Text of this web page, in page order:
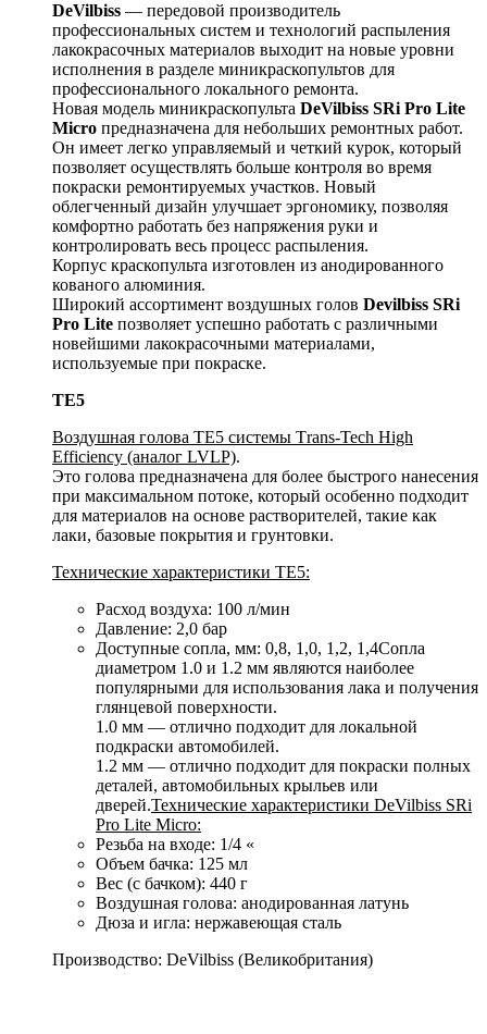
DeVilbiss — передовой производитель
профессиональных систем и технологий распыления
лакокрасочных материалов выходит на новые уровни
исполнения в разделе миникраскопультов для
профессионального локального ремонта.
Новая модель миникраскопульта DeVilbiss SRi Pro Lite
Micro предназначена для небольших ремонтных работ.
Он имеет легко управляемый и четкий курок, который
позволяет осуществлять больше контроля во время
покраски ремонтируемых участков. Новый
облегченный дизайн улучшает эргономику, позволяя
комфортно работать без напряжения руки и
контролировать весь процесс распыления.
Корпус краскопульта изготовлен из анодированного
кованого алюминия.
Широкий ассортимент воздушных голов Devilbiss SRi
Pro Lite позволяет успешно работать с различными
новейшими лакокрасочными материалами,
используемые при покраске.
ТЕ5
Воздушная голова ТЕ5 системы Тrans-Tech High
Efficiency (аналог LVLP).
Это голова предназначена для более быстрого нанесения
при максимальном потоке, который особенно подходит
для материалов на основе растворителей, такие как
лаки, базовые покрытия и грунтовки.
Технические характеристики ТЕ5:
Расход воздуха: 100 л/мин
Давление: 2,0 бар
Доступные сопла, мм: 0,8, 1,0, 1,2, 1,4Сопла
диаметром 1.0 и 1.2 мм являются наиболее
популярными для использования лака и получения
глянцевой поверхности.
1.0 мм — отлично подходит для локальной
подкраски автомобилей.
1.2 мм — отлично подходит для покраски полных
деталей, автомобильных крыльев или
дверей.Технические характеристики DeVilbiss SRi
Pro Lite Micro:
Резьба на входе: 1/4 «
Объем бачка: 125 мл
Вес (с бачком): 440 г
Воздушная голова: анодированная латунь
Дюза и игла: нержавеющая сталь
Производство: DeVilbiss (Великобритания)